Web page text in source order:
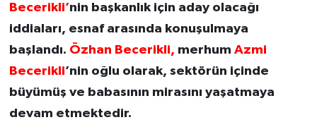
Becerikli’nin başkanlık için aday olacağı
iddiaları, esnaf arasında konuşulmaya
başlandı. Özhan Becerikli, merhum Azmi
Becerikli’nin oğlu olarak, sektörün içinde
büyümüş ve babasının mirasını yaşatmaya
devam etmektedir.